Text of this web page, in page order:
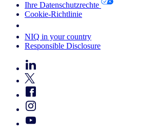
Ihre Datenschutzrechte
Cookie-Richtlinie
NIQ in your country
Responsible Disclosure